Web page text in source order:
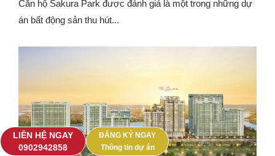
Căn hộ Sakura Park được đánh giá là một trong những dự
án bất động sản thu hút...
LIÊN HỆ NGAY
‭0902942858‬
ĐĂNG KÝ NGAY
Thông tin dự án